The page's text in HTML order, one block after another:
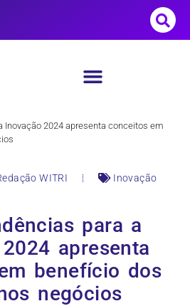
Inovação 2024 apresenta conceitos em
WITRI Inovação
para a
apresenta
benefício dos
negócios